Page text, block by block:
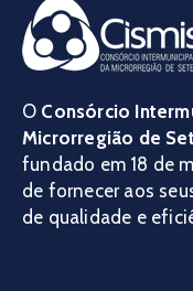
O Consórcio
Microrregião de
fundado em 18 de
de fornecer aos
de qualidade e